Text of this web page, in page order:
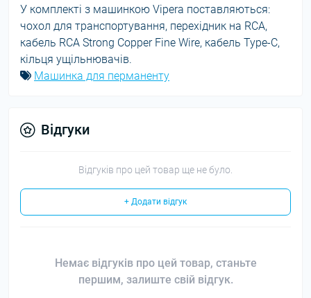
У комплекті з машинкою Vipera поставляються:
чохол для транспортування, перехідник на RCA,
кабель RCA Strong Copper Fine Wire, кабель Type-C,
кільця ущільнювачів.
Машинка для перманенту
Відгуки
Відгуків про цей товар ще не було.
+ Додати відгук
Немає відгуків про цей товар, станьте
першим, залиште свій відгук.